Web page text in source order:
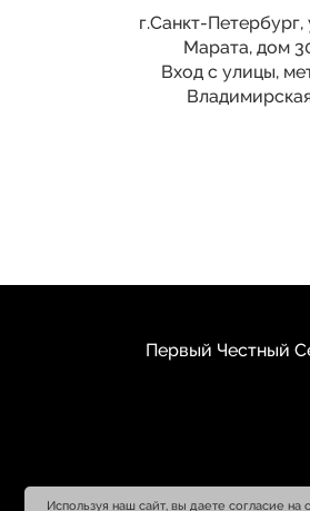
г.Санкт-Петербург,
Марата, дом
Вход с улицы,
Первый Честный
Используя наш сайт, вы даете согласие на